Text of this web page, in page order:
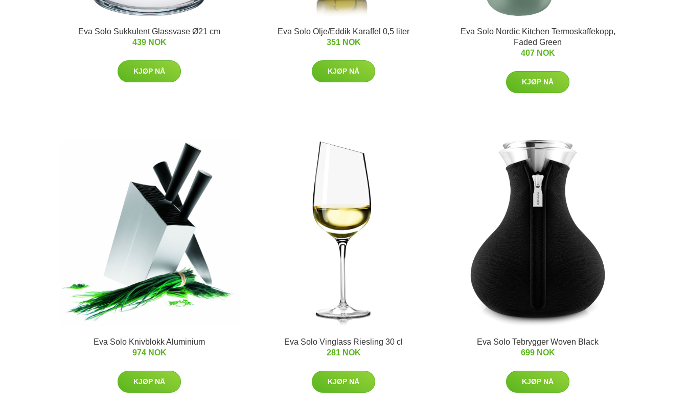
Eva Solo Sukkulent Glassvase Ø21 cm
439 NOK
KJØP NÅ
Eva Solo Olje/Eddik Karaffel 0,5 liter
351 NOK
KJØP NÅ
Eva Solo Nordic Kitchen Termoskaffekopp,
Faded Green
407 NOK
KJØP NÅ
Eva Solo Knivblokk Aluminium
974 NOK
KJØP NÅ
Eva Solo Vinglass Riesling 30 cl
281 NOK
KJØP NÅ
Eva Solo Tebrygger Woven Black
699 NOK
KJØP NÅ